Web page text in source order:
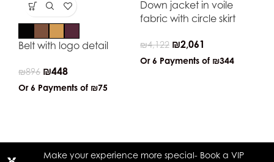
Belt with logo detail
₪896 ₪448
Or 6 Payments of ₪75
Down jacket in voile
fabric with circle skirt
₪4,122 ₪2,061
Or 6 Payments of ₪344
Make your experience more special- Book a VIP